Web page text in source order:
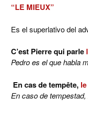
“LE MIEUX”
Es el superlativo del
C’est Pierre qui parle
Pedro es el que habla
En cas de tempête,
En caso de